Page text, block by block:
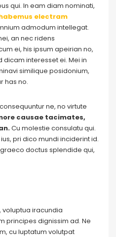
qui. In eam diam nominati,
electram
admodum intellegat.
an nec ridens
ei, his ipsum apeirian no,
dicam interesset ei. Mei in
similique posidonium,
has no.
ne, no virtute
causae tacimates,
Cu molestie consulatu qui.
pri dico mundi inciderint id.
doctus splendide qui,
voluptua iracundia
principes dignissim ad. Ne
cu luptatum volutpat